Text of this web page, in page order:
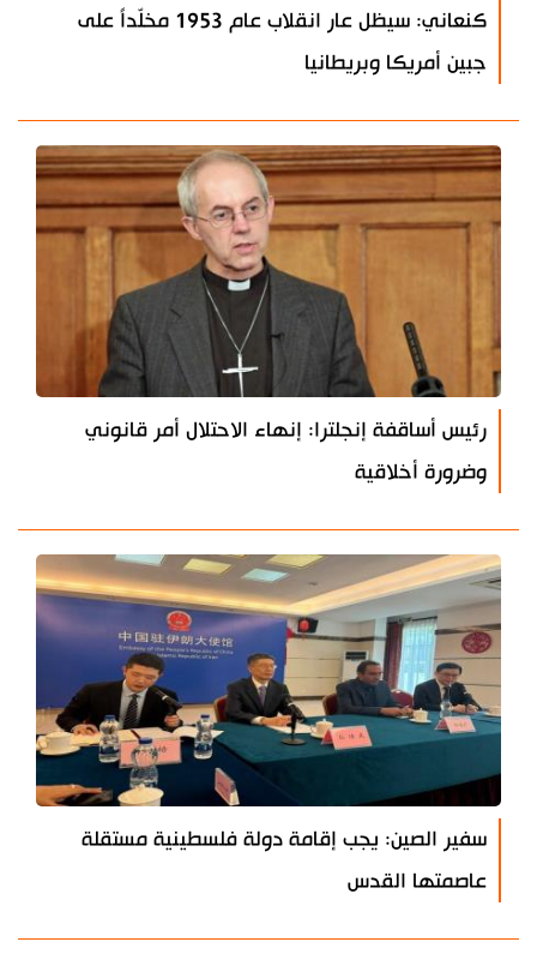
كنعاني: سيظل عار انقلاب عام 1953 مخلّداً على
جبين أمريكا وبريطانيا
رئيس أساقفة إنجلترا: إنهاء الاحتلال أمر قانوني
وضرورة أخلاقية
سفير الصين: يجب إقامة دولة فلسطينية مستقلة
عاصمتها القدس